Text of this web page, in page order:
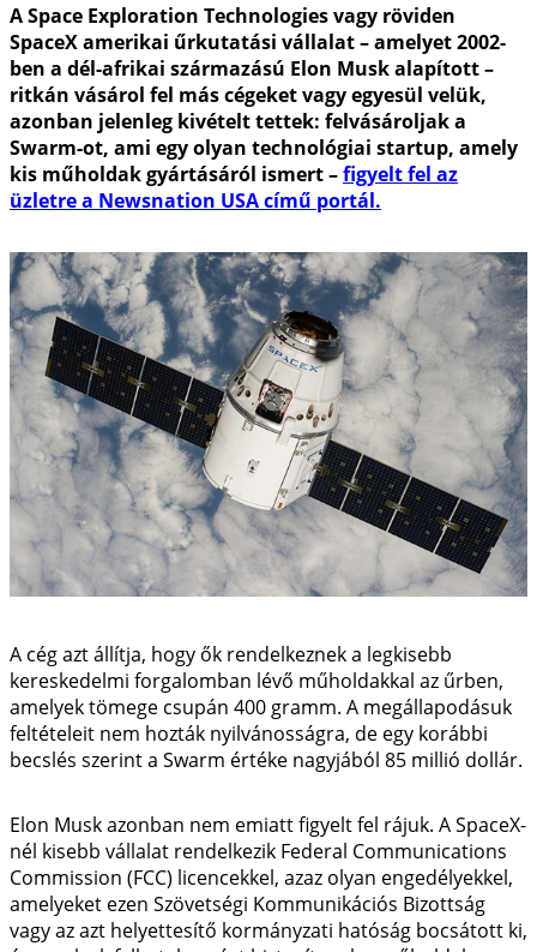
A Space Exploration Technologies vagy röviden
SpaceX amerikai űrkutatási vállalat – amelyet 2002-
ben a dél-afrikai származású Elon Musk alapított –
ritkán vásárol fel más cégeket vagy egyesül velük,
azonban jelenleg kivételt tettek: felvásároljak a
Swarm-ot, ami egy olyan technológiai startup, amely
kis műholdak gyártásáról ismert –figyelt fel az
üzletre a Newsnation USA című portál.
A cég azt állítja, hogy ők rendelkeznek a legkisebb
kereskedelmi forgalomban lévő műholdakkal az űrben,
amelyek tömege csupán 400 gramm. A megállapodásuk
feltételeit nem hozták nyilvánosságra, de egy korábbi
becslés szerint a Swarm értéke nagyjából 85 millió dollár.
Elon Musk azonban nem emiatt figyelt fel rájuk. A SpaceX-
nél kisebb vállalat rendelkezik Federal Communications
Commission (FCC) licencekkel, azaz olyan engedélyekkel,
amelyeket ezen Szövetségi Kommunikációs Bizottság
vagy az azt helyettesítő kormányzati hatóság bocsátott ki,